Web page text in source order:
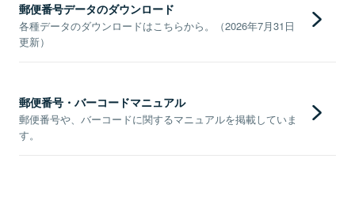
郵便番号データのダウンロード
各種データのダウンロードはこちらから。（2026年7月31日
更新）
郵便番号・バーコードマニュアル
郵便番号や、バーコードに関するマニュアルを掲載していま
す。